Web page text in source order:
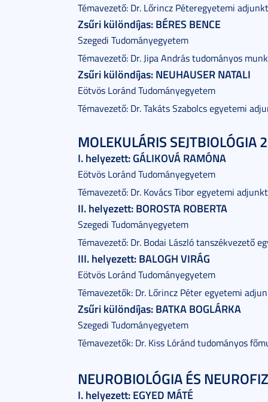
Témavezető: Dr. Lőrincz Péteregyetemi
Zsűri különdíjas: BÉRES BENCE
Szegedi Tudományegyetem
Témavezető: Dr. Jipa András tudományos
Zsűri különdíjas: NEUHAUSER NATALI
Eötvös Loránd Tudományegyetem
Témavezető: Dr. Takáts Szabolcs egyetemi
MOLEKULÁRIS SEJTBIOLÓGIA
I. helyezett: GÁLIKOVÁ RAMÓNA
Eötvös Loránd Tudományegyetem
Témavezető: Dr. Kovács Tibor egyetemi
II. helyezett: BOROSTA ROBERTA
Szegedi Tudományegyetem
Témavezető: Dr. Bodai László tanszékvezető
III. helyezett: BALOGH VIRÁG
Eötvös Loránd Tudományegyetem
Témavezetők: Dr. Lőrincz Péter egyetemi
Zsűri különdíjas: BATKA BOGLÁRKA
Szegedi Tudományegyetem
Témavezetők: Dr. Kiss Lóránd tudományos
NEUROBIOLÓGIA ÉS
I. helyezett: EGYED MÁTÉ